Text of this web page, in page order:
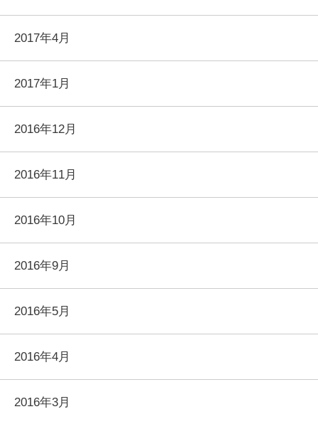
2017年4月
2017年1月
2016年12月
2016年11月
2016年10月
2016年9月
2016年5月
2016年4月
2016年3月